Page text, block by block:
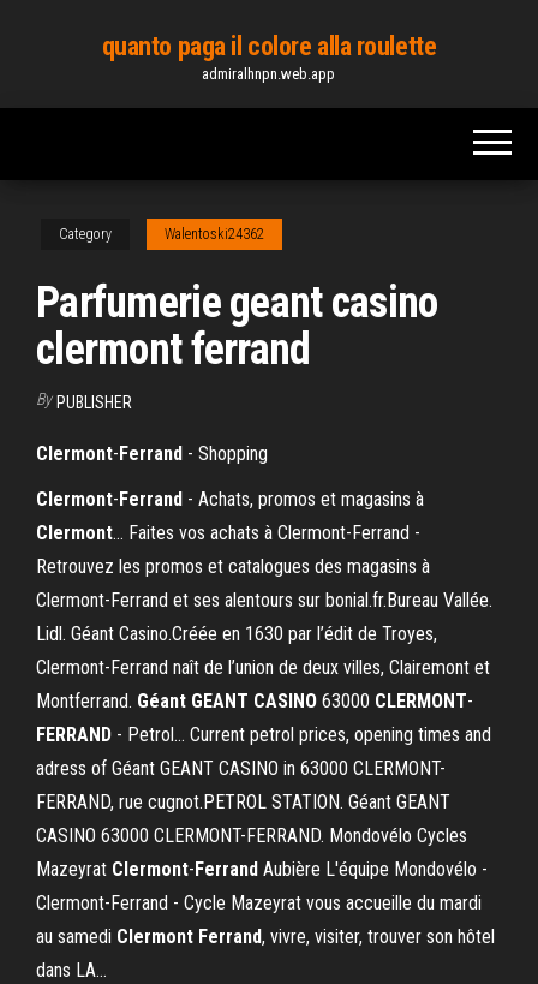
content
quanto paga il colore alla roulette
admiralhnpn.web.app
Category Walentoski24362
Parfumerie geant casino
clermont ferrand
By PUBLISHER
Clermont-Ferrand - Shopping
Clermont-Ferrand - Achats, promos et magasins à
Clermont… Faites vos achats à Clermont-Ferrand -
Retrouvez les promos et catalogues des magasins à
Clermont-Ferrand et ses alentours sur bonial.fr.Bureau Vallée.
Lidl. Géant Casino.Créée en 1630 par l’édit de Troyes,
Clermont-Ferrand naît de l’union de deux villes, Clairemont et
Montferrand. Géant GEANT CASINO 63000 CLERMONT-
FERRAND - Petrol… Current petrol prices, opening times and
adress of Géant GEANT CASINO in 63000 CLERMONT-
FERRAND, rue cugnot.PETROL STATION. Géant GEANT
CASINO 63000 CLERMONT-FERRAND. Mondovélo Cycles
Mazeyrat Clermont-Ferrand Aubière L'équipe Mondovélo -
Clermont-Ferrand - Cycle Mazeyrat vous accueille du mardi
au samedi Clermont Ferrand, vivre, visiter, trouver son hôtel
dans LA…